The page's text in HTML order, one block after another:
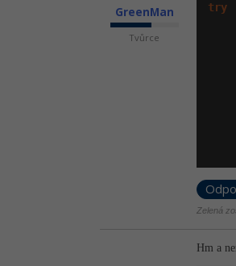
GreenMan
Tvůrce
try
Zelená
Hm a